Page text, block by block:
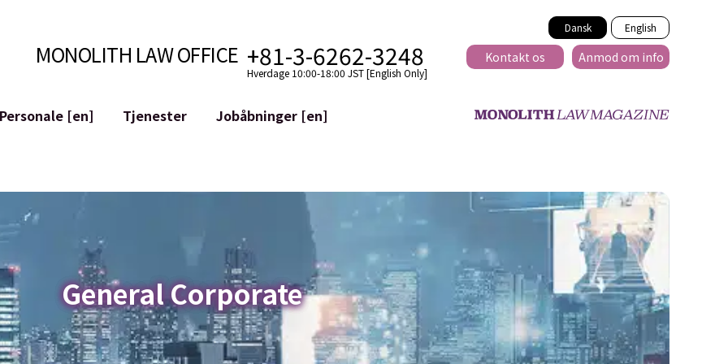
Dansk English
MONOLITH LAW OFFICE +81-3-6262-3248
Hverdage 10:00-18:00 JST [English Only]
Kontakt os Anmod om info
Personale [en]
Tjenester
og Blockchains
osv.)
Juridisk Støtte til VTuber
Mitigering af Omdømmeskade
ID af den Ærekrenkende Udtalelse
Jobåbninger [en]
General Corporate